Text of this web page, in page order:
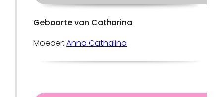
Geboorte van Catharina
Moeder:Anna Cathalina